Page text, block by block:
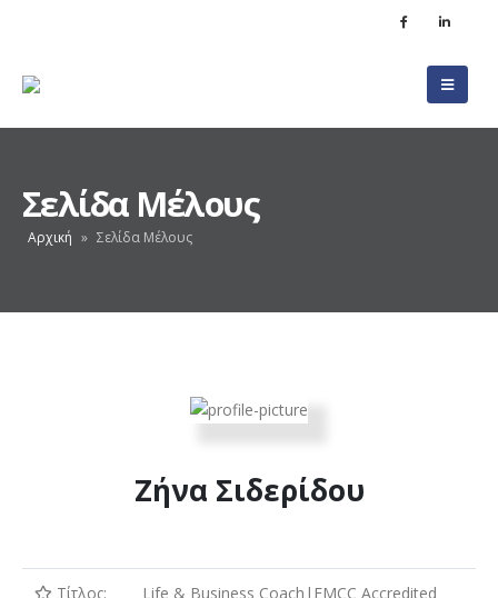
Σελίδα Μέλους
Αρχική » Σελίδα Μέλους
Ζήνα Σιδερίδου
Τίτλος:
Life & Business Coach|EMCC Accredited